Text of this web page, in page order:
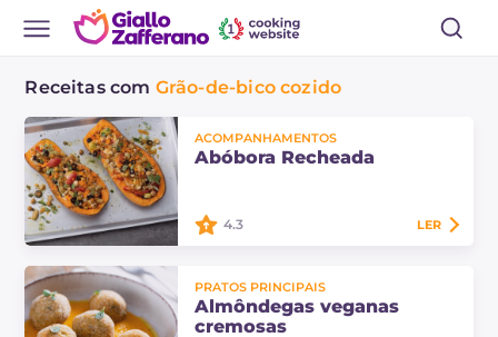
Receitas com Grão-de-bico cozido
ACOMPANHAMENTOS
Abóbora Recheada
acompanhamento de outono,
genuíno e saboroso, enriquecido
4.3 LER
PRATOS PRINCIPAIS
Almôndegas veganas
cremosas